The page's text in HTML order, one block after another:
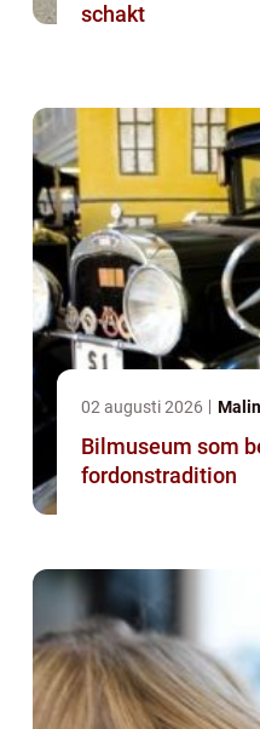
schakt
02 augusti 2026
Bilmuseum som
fordonstradition